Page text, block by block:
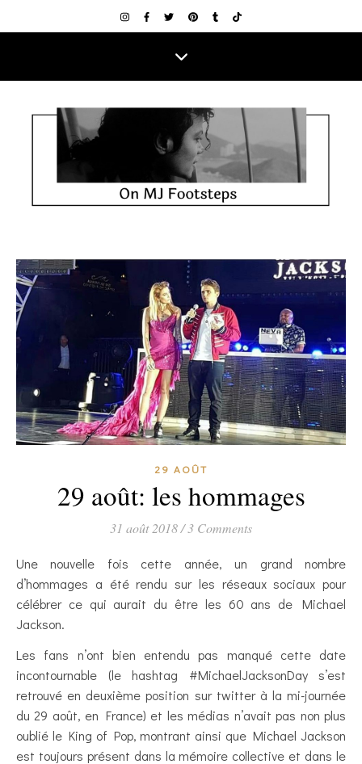
29 AOÛT
29 août: les hommages
31 août 2018/3 Comments
Une nouvelle fois cette année, un grand nombre
d’hommages a été rendu sur les réseaux sociaux pour
célébrer ce qui aurait du être les 60 ans de Michael
Jackson.
Les fans n’ont bien entendu pas manqué cette date
incontournable (le hashtag #MichaelJacksonDay s’est
retrouvé en deuxième position sur twitter à la mi-journée
du 29 août, en France) et les médias n’avait pas non plus
oublié le King of Pop, montrant ainsi que Michael Jackson
est toujours présent dans la mémoire collective et dans le